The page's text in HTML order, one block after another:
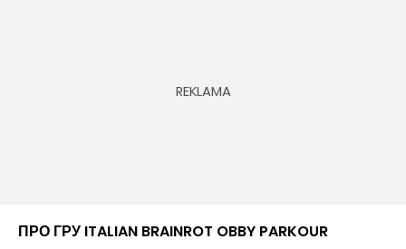
ПРО ГРУ ITALIAN BRAINROT OBBY PARKOUR